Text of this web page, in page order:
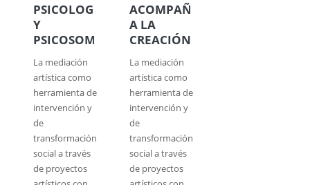
PSICOLOGÍA
Y
PSICOSOMÁTICA
La mediación
artística como
herramienta de
intervención y
de
transformación
social a través
de proyectos
ACOMPAÑAR
A LA
CREACIÓN
La mediación
artística como
herramienta de
intervención y
de
transformación
social a través
de proyectos